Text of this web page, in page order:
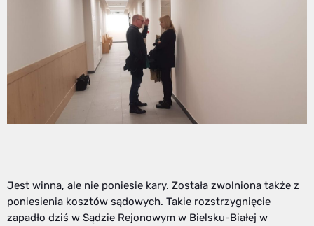
Jest winna, ale nie poniesie kary. Została zwolniona także z
poniesienia kosztów sądowych. Takie rozstrzygnięcie
zapadło dziś w Sądzie Rejonowym w Bielsku-Białej w